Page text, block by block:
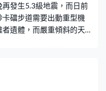
再發生5.3級地震，而日前
礑步道需要出動重型機
遺體，而嚴重傾斜的天
轉才能繼續搜救。另